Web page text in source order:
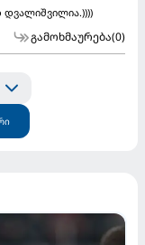
გამოხმაურება(0)